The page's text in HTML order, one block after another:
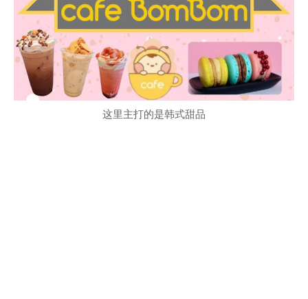
这里主打的是韩式甜品